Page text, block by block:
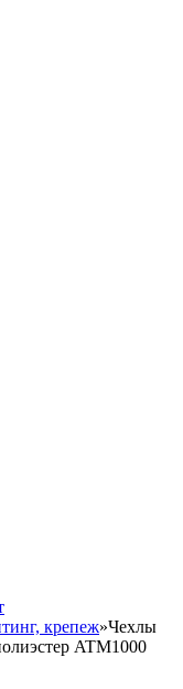
крепеж»Чехлы
ATM1000